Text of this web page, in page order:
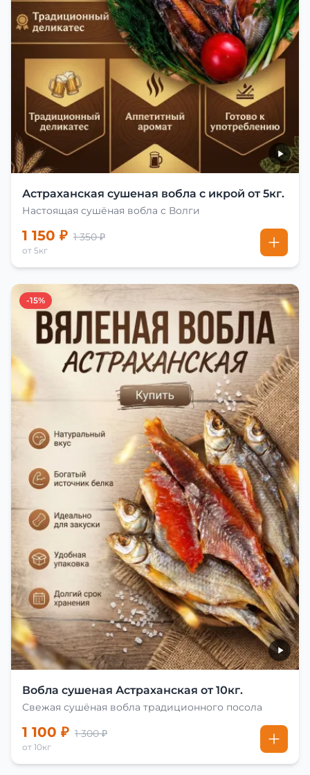
Астраханская сушеная вобла с икрой от 5кг.
Настоящая сушёная вобла с Волги
1 150 ₽ 1 350 ₽
от 5кг
-15%
Вобла сушеная Астраханская от 10кг.
Свежая сушёная вобла традиционного посола
1 100 ₽ 1 300 ₽
от 10кг